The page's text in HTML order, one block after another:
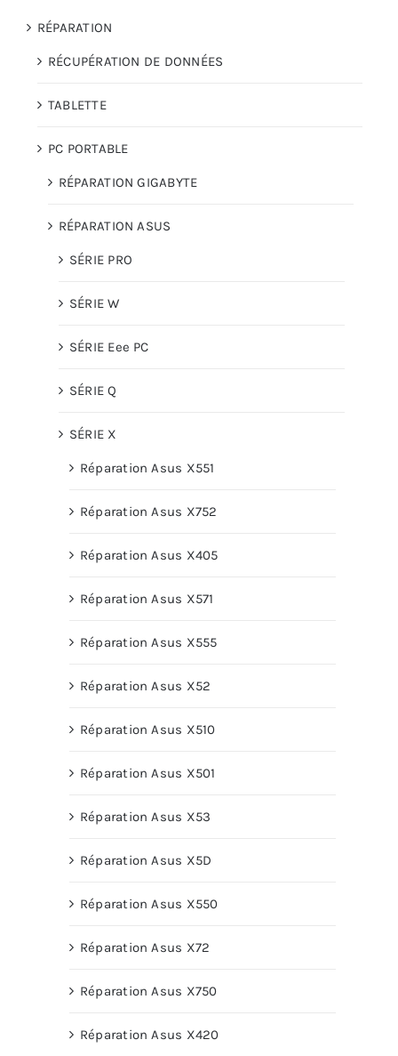
RÉPARATION
RÉCUPÉRATION DE DONNÉES
TABLETTE
PC PORTABLE
RÉPARATION GIGABYTE
RÉPARATION ASUS
SÉRIE PRO
SÉRIE W
SÉRIE Eee PC
SÉRIE Q
SÉRIE X
Réparation Asus X551
Réparation Asus X752
Réparation Asus X405
Réparation Asus X571
Réparation Asus X555
Réparation Asus X52
Réparation Asus X510
Réparation Asus X501
Réparation Asus X53
Réparation Asus X5D
Réparation Asus X550
Réparation Asus X72
Réparation Asus X750
Réparation Asus X420